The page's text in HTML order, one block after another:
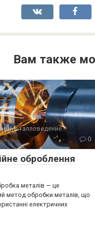
Вам также
Металловедение.
0
оброблення
металів — це
метод обробки металів, що
електричних